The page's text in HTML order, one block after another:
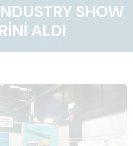
SHOW
ALDI